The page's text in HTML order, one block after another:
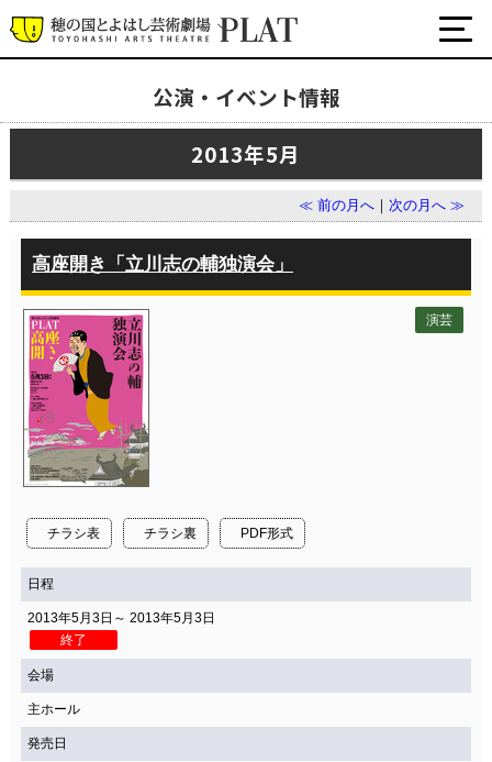
公式SNS
アクセシビリティ/
サービス
会員制度のご案内
座席表
プラットニュース 出版物・映像
公演・イベント情報
2013年5月
≪ 前の月へ ｜次の月へ ≫
高座開き「立川志の輔独演会」
チラシ表 チラシ裏 PDF形式
演芸
日程
2013年5月3日～ 2013年5月3日
終了
会場
主ホール
発売日
最新の公演・イベント情報
演劇・ダンス・音楽など
イベント
プラットについて
チケット・座席表・鑑賞サポートなど
施設の利用について
サポート